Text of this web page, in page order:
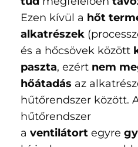
Ezen kívül a hőt
alkatrészek
és a hőcsövek között
paszta, ezért nem
hőátadás az
hűtőrendszer között.
hűtőrendszer
a ventilátort egyre